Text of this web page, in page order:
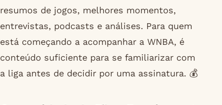
resumos de jogos, melhores momentos,
entrevistas, podcasts e análises. Para quem
está começando a acompanhar a WNBA, é
conteúdo suficiente para se familiarizar com
a liga antes de decidir por uma assinatura. 💰